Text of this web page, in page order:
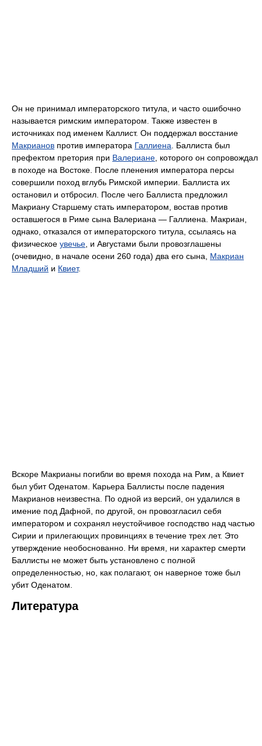
Он не принимал императорского титула, и часто ошибочно
называется римским императором. Также известен в
источниках под именем Каллист. Он поддержал восстание
Макрианов против императора Галлиена . Баллиста был
префектом претория при Валериане , которого он сопровождал
в походе на Востоке. После пленения императора персы
совершили поход вглубь Римской империи. Баллиста их
остановил и отбросил. После чего Баллиста предложил
Макриану Старшему стать императором, востав против
оставшегося в Риме сына Валериана — Галлиена. Макриан,
однако, отказался от императорского титула, ссылаясь на
физическое увечье , и Августами были провозглашены
(очевидно, в начале осени 260 года) два его сына, Макриан
Младший и Квиет.
Вскоре Макрианы погибли во время похода на Рим, а Квиет
был убит Оденатом. Карьера Баллисты после падения
Макрианов неизвестна. По одной из версий, он удалился в
имение под Дафной, по другой, он провозгласил себя
императором и сохранял неустойчивое господство над частью
Сирии и прилегающих провинциях в течение трех лет. Это
утверждение необоснованно. Ни время, ни характер смерти
Баллисты не может быть установлено с полной
определенностью, но, как полагают, он наверное тоже был
убит Оденатом.
Литература